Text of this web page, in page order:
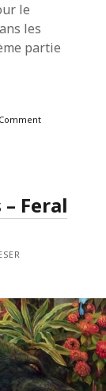
le
les
partie
Feral